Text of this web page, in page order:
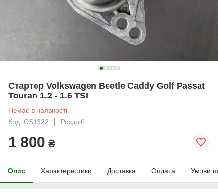
Стартер Volkswagen Beetle Caddy Golf Passat
Touran 1.2 - 1.6 TSI
Немає в наявності
Код: CS1322
Роздріб
1 800 ₴
Опис Характеристики Доставка Оплата Умови